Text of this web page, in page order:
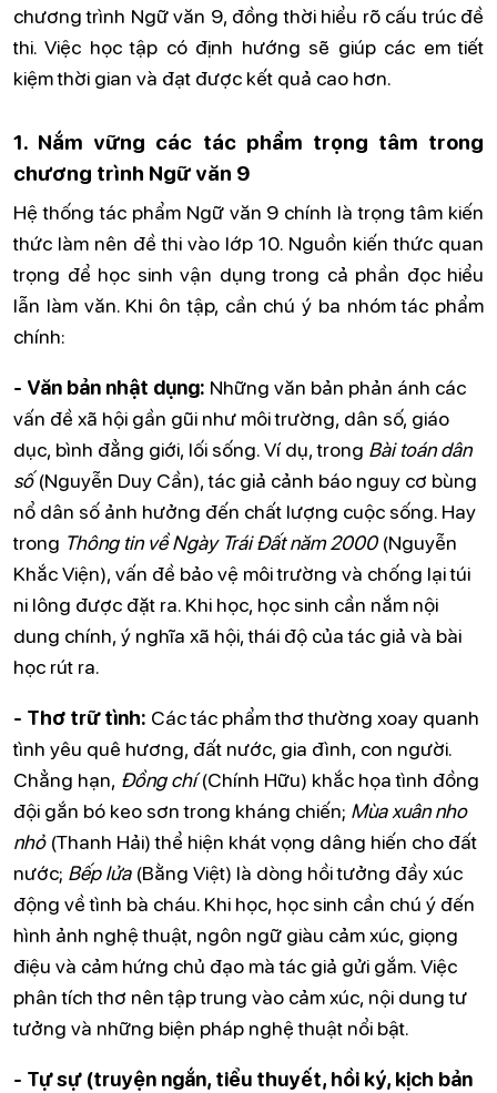
chương trình Ngữ văn 9, đồng thời hiểu rõ cấu trúc đề
thi. Việc học tập có định hướng sẽ giúp các em tiết
kiệm thời gian và đạt được kết quả cao hơn.
1. Nắm vững các tác phẩm trọng tâm trong
chương trình Ngữ văn 9
Hệ thống tác phẩm Ngữ văn 9 chính là trọng tâm kiến
thức làm nên đề thi vào lớp 10. Nguồn kiến thức quan
trọng để học sinh vận dụng trong cả phần đọc hiểu
lẫn làm văn. Khi ôn tập, cần chú ý ba nhóm tác phẩm
chính:
- Văn bản nhật dụng: Những văn bản phản ánh các
vấn đề xã hội gần gũi như môi trường, dân số, giáo
dục, bình đẳng giới, lối sống. Ví dụ, trong Bài toán dân
số(Nguyễn Duy Cần), tác giả cảnh báo nguy cơ bùng
nổ dân số ảnh hưởng đến chất lượng cuộc sống. Hay
trong Thông tin về Ngày Trái Đất năm 2000(Nguyễn
Khắc Viện), vấn đề bảo vệ môi trường và chống lại túi
ni lông được đặt ra. Khi học, học sinh cần nắm nội
dung chính, ý nghĩa xã hội, thái độ của tác giả và bài
học rút ra.
- Thơ trữ tình: Các tác phẩm thơ thường xoay quanh
tình yêu quê hương, đất nước, gia đình, con người.
Chẳng hạn, Đồng chí(Chính Hữu) khắc họa tình đồng
đội gắn bó keo sơn trong kháng chiến; Mùa xuân nho
nhỏ(Thanh Hải) thể hiện khát vọng dâng hiến cho đất
nước; Bếp lửa(Bằng Việt) là dòng hồi tưởng đầy xúc
động về tình bà cháu. Khi học, học sinh cần chú ý đến
hình ảnh nghệ thuật, ngôn ngữ giàu cảm xúc, giọng
điệu và cảm hứng chủ đạo mà tác giả gửi gắm. Việc
phân tích thơ nên tập trung vào cảm xúc, nội dung tư
tưởng và những biện pháp nghệ thuật nổi bật.
- Tự sự (truyện ngắn, tiểu thuyết, hồi ký, kịch bản